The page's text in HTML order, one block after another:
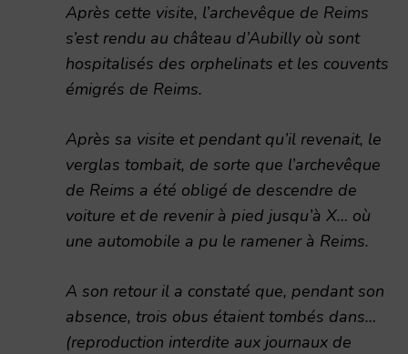
Après cette visite, l’archevêque de Reims
s’est rendu au château d’Aubilly où sont
hospitalisés des orphelinats et les couvents
émigrés de Reims.
Après sa visite et pendant qu’il revenait, le
verglas tombait, de sorte que l’archevêque
de Reims a été obligé de descendre de
voiture et de revenir à pied jusqu’à X… où
une automobile a pu le ramener à Reims.
A son retour il a constaté que, pendant son
absence, trois obus étaient tombés dans…
(reproduction interdite aux journaux de